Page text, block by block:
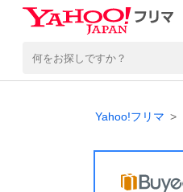
Yahoo!フリマ